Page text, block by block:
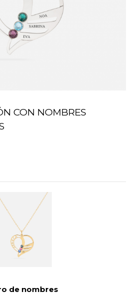
CON NOMBRES
de nombres